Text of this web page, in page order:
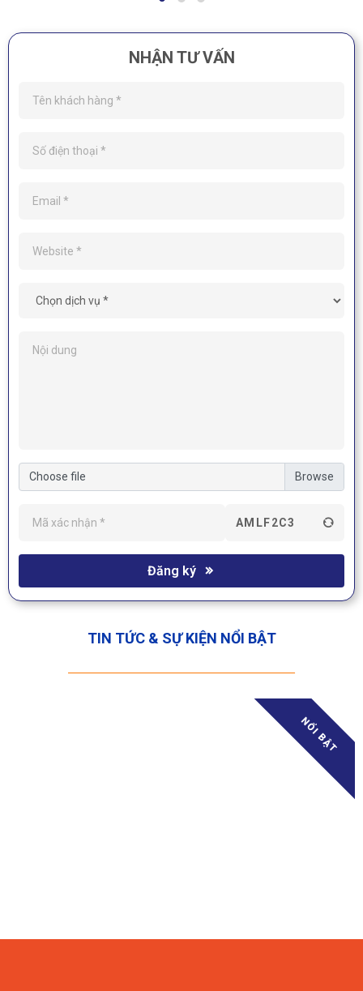
NHẬN TƯ VẤN
Choose file
AMLF2C3
Đăng ký
TIN TỨC & SỰ KIỆN NỔI BẬT
NỔI BẬT